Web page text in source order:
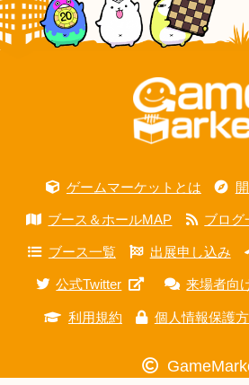
ゲームマーケットとは
ブース＆ホールMAP ブログ
ブース一覧 出展申し込み
公式Twitter 来場者向
利用規約 個人情報保護